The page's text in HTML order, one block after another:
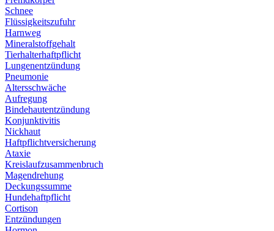
Schnee
Flüssigkeitszufuhr
Harnweg
Mineralstoffgehalt
Tierhalterhaftpflicht
Lungenentzündung
Pneumonie
Altersschwäche
Aufregung
Bindehautentzündung
Konjunktivitis
Nickhaut
Haftpflichtversicherung
Ataxie
Kreislaufzusammenbruch
Magendrehung
Deckungssumme
Hundehaftpflicht
Cortison
Entzündungen